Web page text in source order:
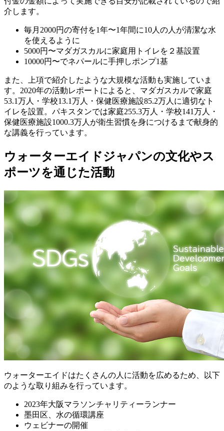
介します。
毎月2000円の寄付を1年〜1年間に10人の人が清潔な水
を使えるように
5000円〜マダガスカルに家庭用トイレを２基設置
10000円〜でネパールに手押しポンプ1基
また、上項で紹介したような大規模な活動も実施していま
す。2020年の活動レポートによると、マダガスカルで家庭
53.1万人・学校13.1万人・保健医療施設85.2万人に適切なト
イレを設置。パキスタンでは家庭255.3万人・学校141万人・
保健医療施設1000.3万人が衛生習慣を身につけるまで献身的
な講義を行っています。
ウォーターエイドジャパンの文化やス
ポーツを通じた活動
ウォーターエイドはたくさんの人に活動を広めるため、以下
のような取り組みを行っています。
2023年大阪マラソンチャリティーランナー
墨田区、水の循環講座
ウェビナーの開催